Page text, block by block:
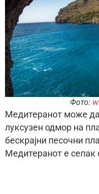
Фото:
Медитеранот може
луксузен одмор на
бескрајни песочни
Медитеранот е сепак